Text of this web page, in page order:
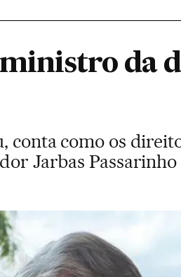
ministro da
como os
Jarbas Passarinho